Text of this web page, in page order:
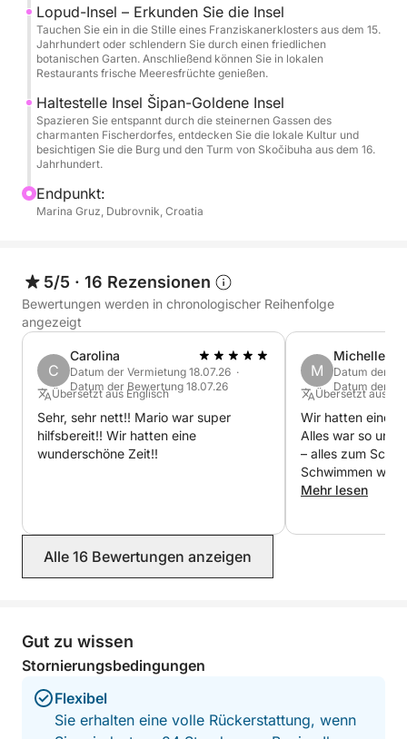
- Schnorchelmasken
- wasserdichte Tasche
- Kaltgetränke (lokaler Wein, Saft, Bier und Wasser)
- Endreinigung
- Treibstoff
- 10:00–14:00 Uhr (halbtags)
- 10:00–18:00 Uhr (ganztags)
- 18:00–22:00 Uhr (halbtägiger Ausflug zum
Sonnenuntergang, Besuch der Insel Lopud bei
Nacht!)
Bei Fragen kontaktieren Sie mich bitte über Click and
Boat. Ich helfe Ihnen gerne weiter.
Lopud-Insel – Erkunden Sie die Insel
Tauchen Sie ein in die Stille eines Franziskanerklosters aus dem 15.
Jahrhundert oder schlendern Sie durch einen friedlichen
botanischen Garten. Anschließend können Sie in lokalen
Restaurants frische Meeresfrüchte genießen.
Haltestelle Insel Šipan-Goldene Insel
Spazieren Sie entspannt durch die steinernen Gassen des
charmanten Fischerdorfes, entdecken Sie die lokale Kultur und
besichtigen Sie die Burg und den Turm von Skočibuha aus dem 16.
Jahrhundert.
Endpunkt:
Marina Gruz, Dubrovnik, Croatia
5/5 · 16 Rezensionen
Bewertungen werden in chronologischer Reihenfolge
angezeigt
C
Carolina
Datum der Vermietung 18.07.26 ·
Datum der Bewertung 18.07.26
Übersetzt aus Englisch
Sehr, sehr nett!! Mario war super
hilfsbereit!! Wir hatten eine
wunderschöne Zeit!!
M
Michelle
Datum der
Datum der
Übersetzt aus
Wir hatten einen
Alles war so
– alles zum
Schwimmen war
gab leckere
Mehr lesen
Alle 16 Bewertungen anzeigen
Gut zu wissen
Stornierungsbedingungen
Flexibel
Sie erhalten eine volle Rückerstattung, wenn